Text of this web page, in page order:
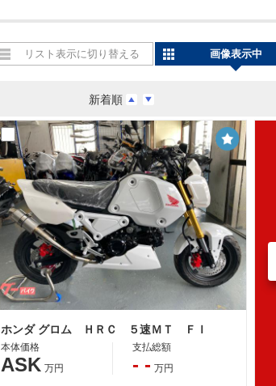
新着順
リスト表示に切り替える 画像表示中
ホンダ グロム ＨＲＣ ５速ＭＴ ＦＩ
本体価格
ASK 万円
支払総額
- - 万円